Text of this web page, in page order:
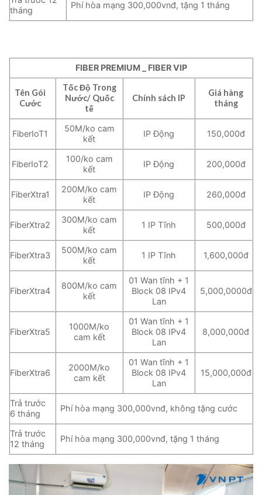
tháng
Phí hòa mạng 300,000vnđ, tặng 1 tháng
FIBER PREMIUM _ FIBER VIP
Tên Gói
Cước
Tốc Độ Trong
Nước/ Quốc
tế
Chính sách IP
Giá hàng
tháng
FiberIoT1
50M/ko cam
kết
IP Động 150,000đ
FiberIoT2
100/ko cam
kết
IP Động 200,000đ
FiberXtra1
200M/ko cam
kết
IP Động 260,000đ
FiberXtra2
300M/ko cam
kết
1 IP Tĩnh 500,000đ
FiberXtra3
500M/ko cam
kết
1 IP Tĩnh 1,600,000đ
FiberXtra4
800M/ko cam
kết
01 Wan tĩnh + 1
Block 08 IPv4
Lan
5,000,0000đ
FiberXtra5
1000M/ko
cam kết
01 Wan tĩnh + 1
Block 08 IPv4
Lan
8,000,000đ
FiberXtra6
2000M/ko
cam kết
01 Wan tĩnh + 1
Block 08 IPv4
Lan
15,000,000đ
Trả trước
6 tháng
Phí hòa mạng 300,000vnđ, không tặng cước
Trả trước
12 tháng
Phí hòa mạng 300,000vnđ, tặng 1 tháng